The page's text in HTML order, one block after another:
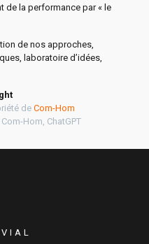
de la performance par « le
de nos approches,
laboratoire d’idées,
de Com-Hom
Hom, ChatGPT